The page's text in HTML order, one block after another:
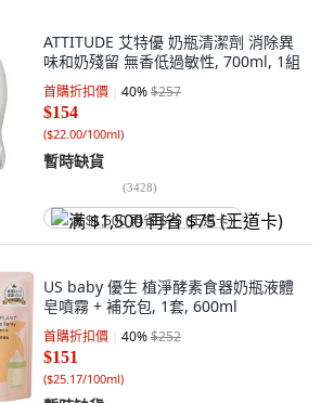
ATTITUDE 艾特優 奶瓶清潔劑 消除異
味和奶殘留 無香低過敏性, 700ml, 1組
首購折扣價 40%$257
$154
($22.00/100ml)
暫時缺貨
(3428)
满 $1,500 再省 $75 (王道卡)
US baby 優生 植淨酵素食器奶瓶液體
皂噴霧 + 補充包, 1套, 600ml
首購折扣價 40%$252
$151
($25.17/100ml)